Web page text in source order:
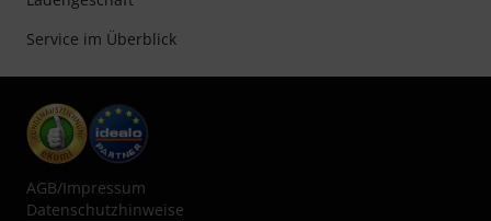
Service im Überblick
AGB/Impressum
Datenschutzhinweise